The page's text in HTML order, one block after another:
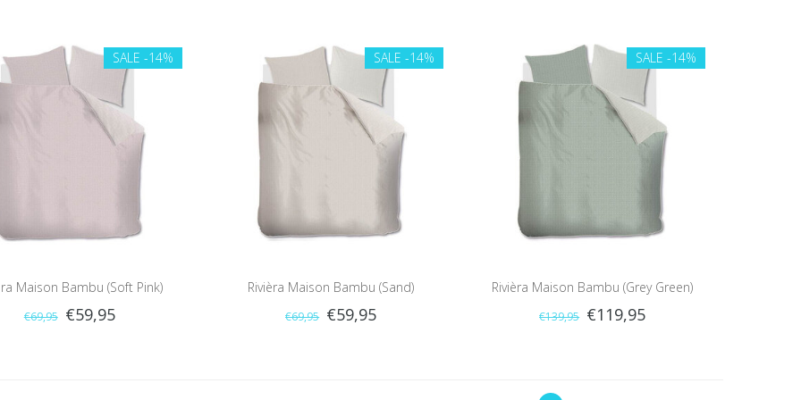
SALE -14%
Maison Bambu (Soft Pink)
€69,95 €59,95
SALE-14%
Rivièra Maison Bambu (Sand)
€69,95 €59,95
SALE -14%
Rivièra Maison Bambu (Grey Green)
€139,95 €119,95